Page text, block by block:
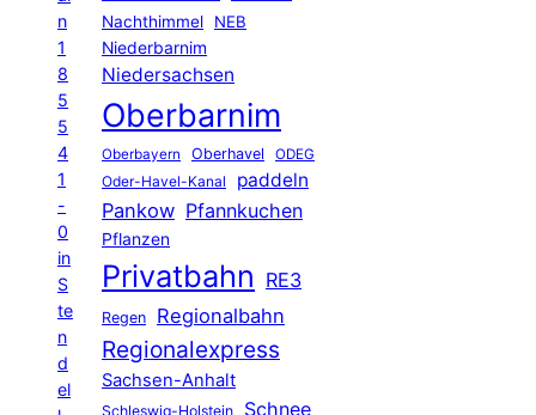
n
1
8
5
5
4
1
-
0
in
S
te
n
d
el
Nachthimmel
NEB
Niederbarnim
Niedersachsen
Oberbarnim
Oberbayern Oberhavel ODEG
Oder-Havel-Kanal paddeln
Pankow Pfannkuchen
Pflanzen
Privatbahn RE3
Regen Regionalbahn
Regionalexpress
Sachsen-Anhalt
Schleswig-Holstein Schnee